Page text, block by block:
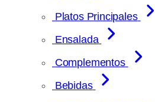
Platos Principales
Ensalada
Complementos
Bebidas